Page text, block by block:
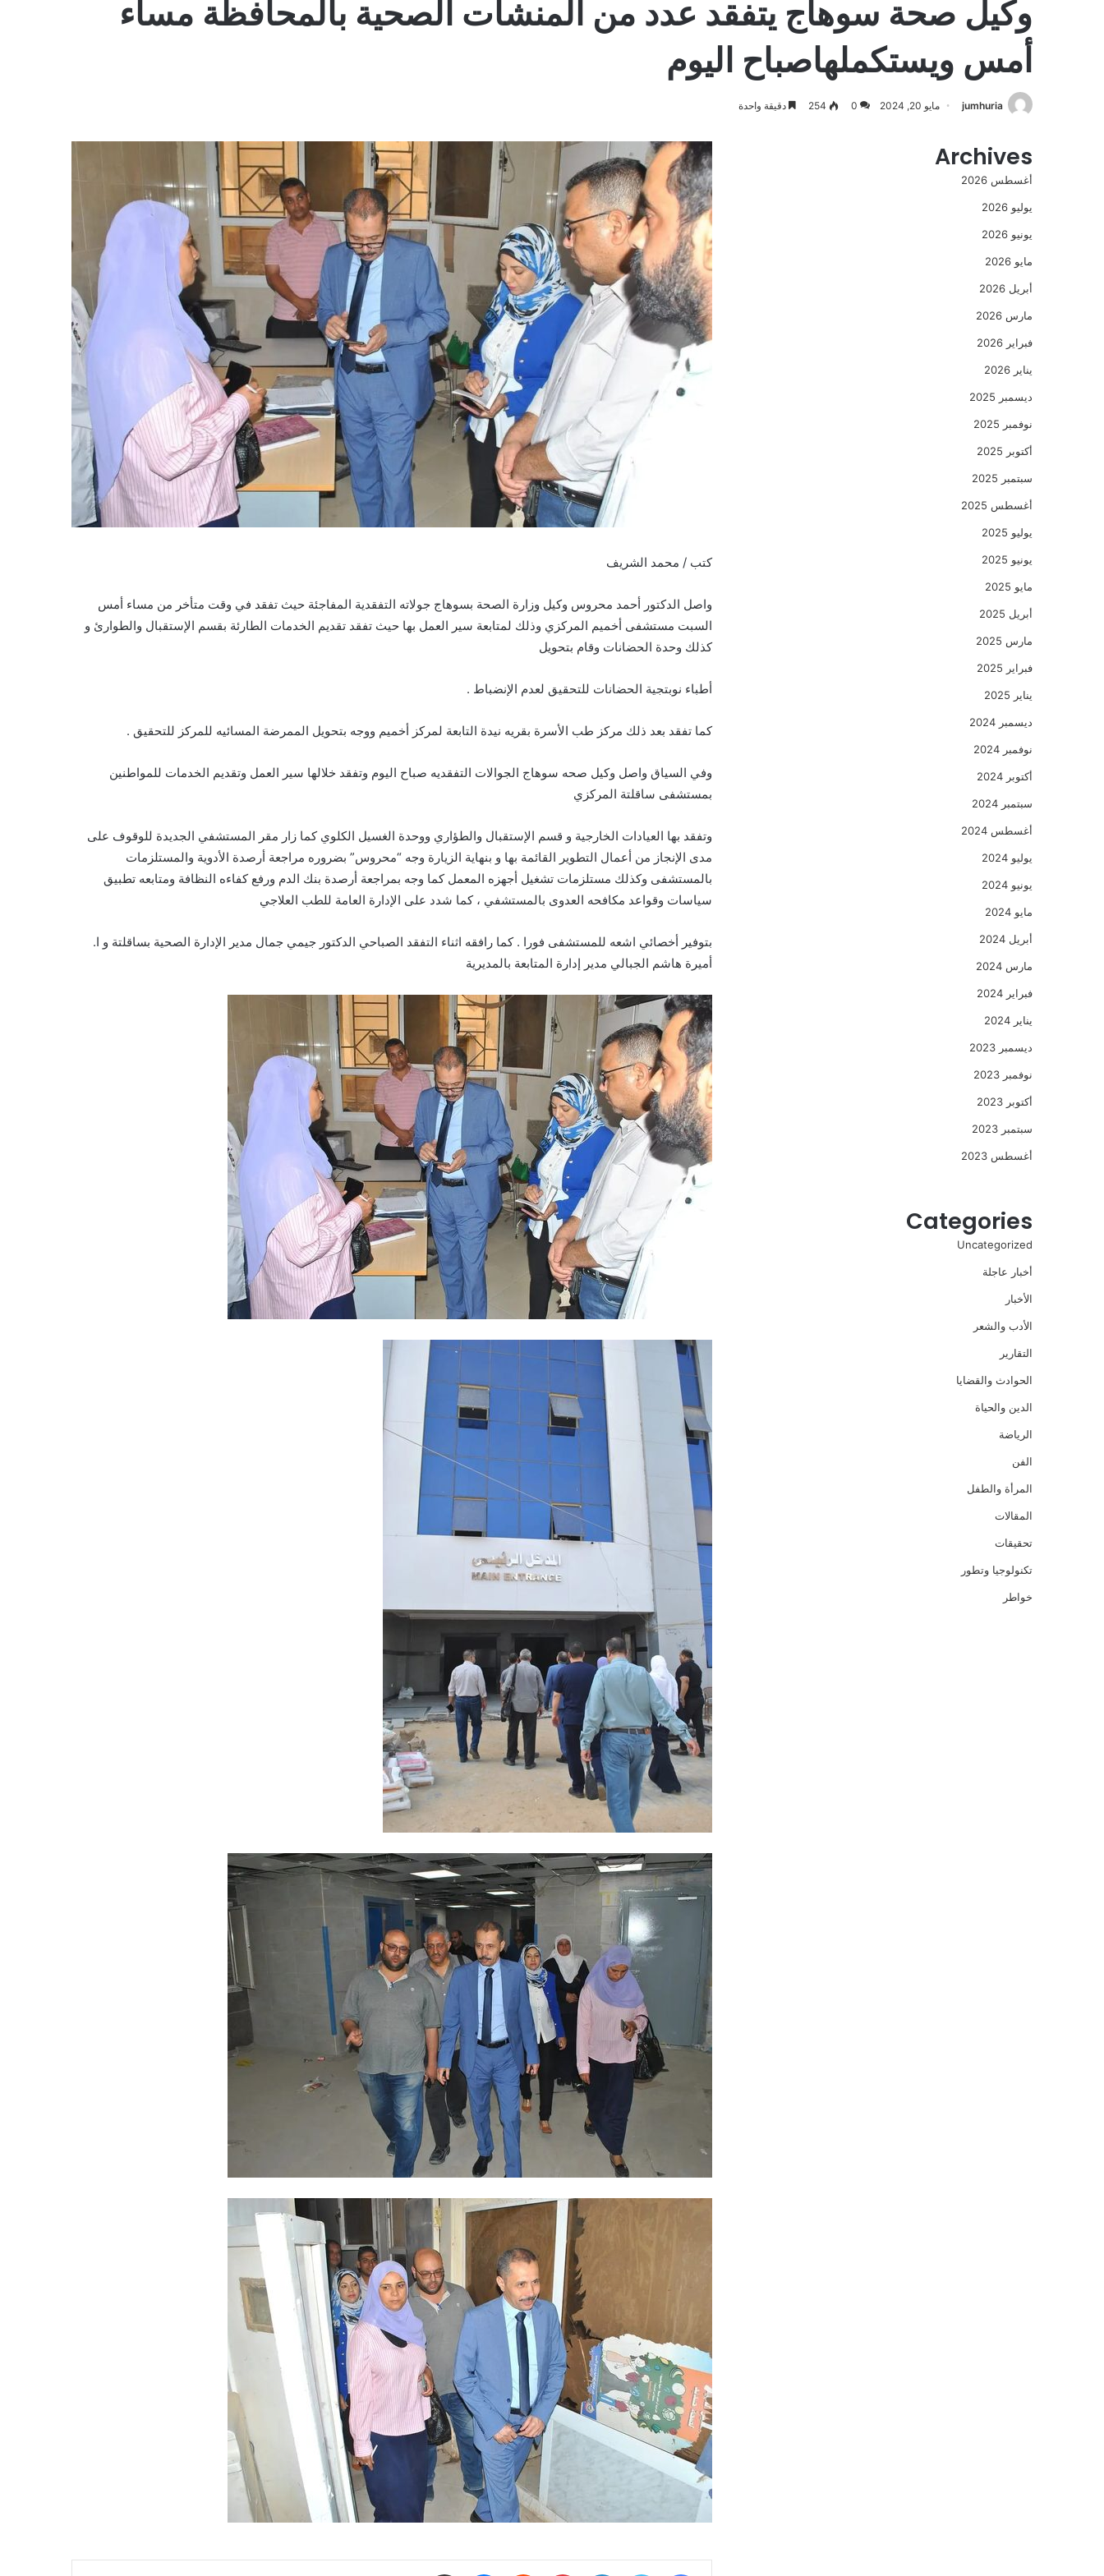
وكيل صحة سوهاج يتفقد عدد من المنشآت الصحية بالمحافظة مساء
أمس ويستكملهاصباح اليوم
jumhuria مايو 20, 2024 0
254 دقيقة واحدة
كتب / محمد الشريف
واصل الدكتور أحمد محروس وكيل وزارة الصحة بسوهاج جولاته التفقدية المفاجئة حيث تفقد في وقت متأخر من مساء أمس
السبت مستشفى أخميم المركزي وذلك لمتابعة سير العمل بها حيث تفقد تقديم الخدمات الطارئة بقسم الإستقبال والطوارئ و
كذلك وحدة الحضانات وقام بتحويل
أطباء نوبتجية الحضانات للتحقيق لعدم الإنضباط .
كما تفقد بعد ذلك مركز طب الأسرة بقريه نيدة التابعة لمركز أخميم ووجه بتحويل الممرضة المسائيه للمركز للتحقيق .
وفي السياق واصل وكيل صحه سوهاج الجوالات التفقديه صباح اليوم وتفقد خلالها سير العمل وتقديم الخدمات للمواطنين
بمستشفى ساقلتة المركزي
وتفقد بها العيادات الخارجية و قسم الإستقبال والطؤاري ووحدة الغسيل الكلوي كما زار مقر المستشفي الجديدة للوقوف على
مدى الإنجاز من أعمال التطوير القائمة بها و بنهاية الزيارة وجه “محروس” بضروره مراجعة أرصدة الأدوية والمستلزمات
بالمستشفى وكذلك مستلزمات تشغيل أجهزه المعمل كما وجه بمراجعة أرصدة بنك الدم ورفع كفاءه النظافة ومتابعه تطبيق
سياسات وقواعد مكافحه العدوى بالمستشفي ، كما شدد على الإدارة العامة للطب العلاجي
بتوفير أخصائي اشعه للمستشفى فورا . كما رافقه اثناء التفقد الصباحي الدكتور جيمي جمال مدير الإدارة الصحية بساقلتة و ا.
أميرة هاشم الجبالي مدير إدارة المتابعة بالمديرية
Archives
أغسطس 2026
يوليو 2026
يونيو 2026
مايو 2026
أبريل 2026
مارس 2026
فبراير 2026
يناير 2026
ديسمبر 2025
نوفمبر 2025
أكتوبر 2025
سبتمبر 2025
أغسطس 2025
يوليو 2025
يونيو 2025
مايو 2025
أبريل 2025
مارس 2025
فبراير 2025
يناير 2025
ديسمبر 2024
نوفمبر 2024
أكتوبر 2024
سبتمبر 2024
أغسطس 2024
يوليو 2024
يونيو 2024
مايو 2024
أبريل 2024
مارس 2024
فبراير 2024
يناير 2024
ديسمبر 2023
نوفمبر 2023
أكتوبر 2023
سبتمبر 2023
أغسطس 2023
Categories
Uncategorized
أخبار عاجلة
الأخبار
الأدب والشعر
التقارير
الحوادث والقضايا
الدين والحياة
الرياضة
الفن
المرأة والطفل
المقالات
تحقيقات
تكنولوجيا وتطور
خواطر